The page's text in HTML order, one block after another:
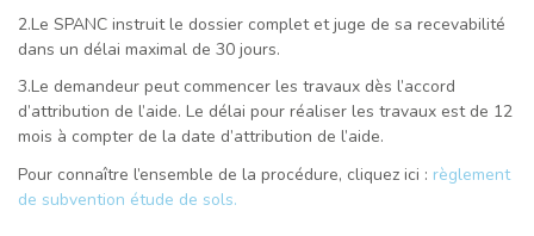
2.Le SPANC instruit le dossier complet et juge de sa recevabilité
dans un délai maximal de 30 jours.
3.Le demandeur peut commencer les travaux dès l’accord
d’attribution de l’aide. Le délai pour réaliser les travaux est de 12
mois à compter de la date d’attribution de l’aide.
Pour connaître l’ensemble de la procédure, cliquez ici : règlement
de subvention étude de sols.